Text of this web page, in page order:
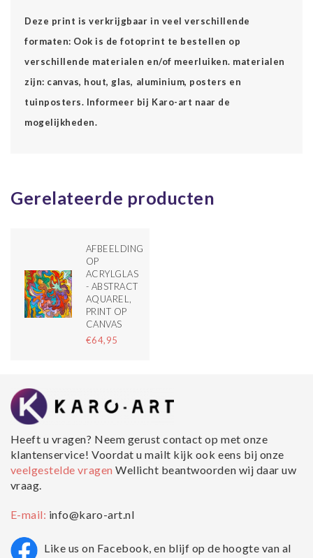
Deze print is verkrijgbaar in veel verschillende
formaten: Ook is de fotoprint te bestellen op
verschillende materialen en/of meerluiken. materialen
zijn: canvas, hout, glas, aluminium, posters en
tuinposters. Informeer bij Karo-art naar de
mogelijkheden.
Gerelateerde producten
AFBEELDING
OP
ACRYLGLAS
- ABSTRACT
AQUAREL,
PRINT OP
CANVAS
€64,95
Heeft u vragen? Neem gerust contact op met onze
klantenservice! Voordat u mailt kijk ook eens bij onze
veelgestelde vragenWellicht beantwoorden wij daar uw
vraag.
E-mail: info@karo-art.nl
Like us on Facebook, en blijf op de hoogte van al